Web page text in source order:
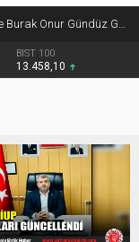
CHP Karabük İl Başkanlığı Görevine Burak Onur Gündüz Getirildi
BIST 100
13.458,10